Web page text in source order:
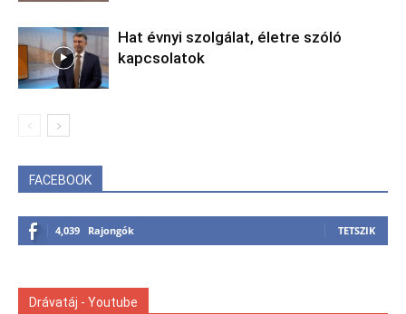
Hat évnyi szolgálat, életre szóló
kapcsolatok
FACEBOOK
4,039 Rajongók TETSZIK
Drávatáj - Youtube